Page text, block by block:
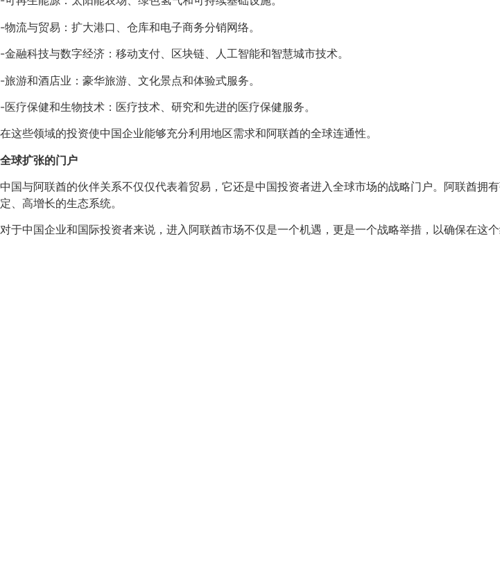
-物流与贸易：扩大港口、仓库和电子商务分销网络。
-金融科技与数字经济：移动支付、区块链、人工智能和智慧城市技术。
-旅游和酒店业：豪华旅游、文化景点和体验式服务。
-医疗保健和生物技术：医疗技术、研究和先进的医疗保健服务。
在这些领域的投资使中国企业能够充分利用地区需求和阿联酋的全球连通性。
全球扩张的门户
中国与阿联酋的伙伴关系不仅仅代表着贸易，它还是中国投资者进入全球市场的战略门户。阿联酋
定、高增长的生态系统。
对于中国企业和国际投资者来说，进入阿联酋市场不仅是一个机遇，更是一个战略举措，以确保在这